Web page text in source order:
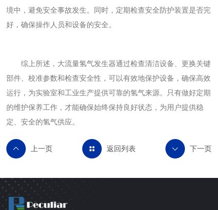
境中，避免安全事故发生。同时，定期检查安全防护装置是否完
好，确保操作人员和设备的安全。
综上所述，大流量氢气发生器通过检查清洁设备、更换关键
部件、校准参数和检查安全性，可以有效地保护设备，确保高效
运行，为实验室和工业生产提供可靠的氢气来源。只有做好定期
的维护保养工作，才能确保始终保持良好状态，为用户提供稳
定、安全的氢气供应。
返回列表